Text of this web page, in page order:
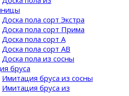
Доска пола сорт Экстра
Доска пола сорт Прима
Доска пола сорт A
Доска пола сорт AB
Доска пола из сосны
бруса
Имитация бруса из сосны
Имитация бруса из